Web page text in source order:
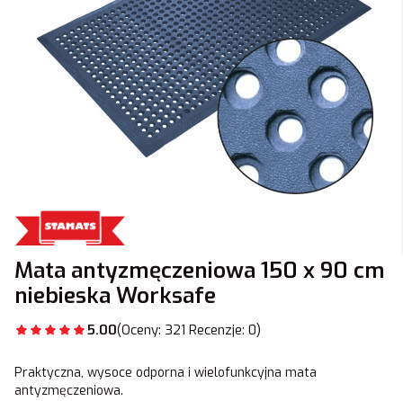
Mata antyzmęczeniowa 150 x 90 cm
niebieska Worksafe
5.00(Oceny: 321 Recenzje: 0)
Praktyczna, wysoce odporna i wielofunkcyjna mata
antyzmęczeniowa.